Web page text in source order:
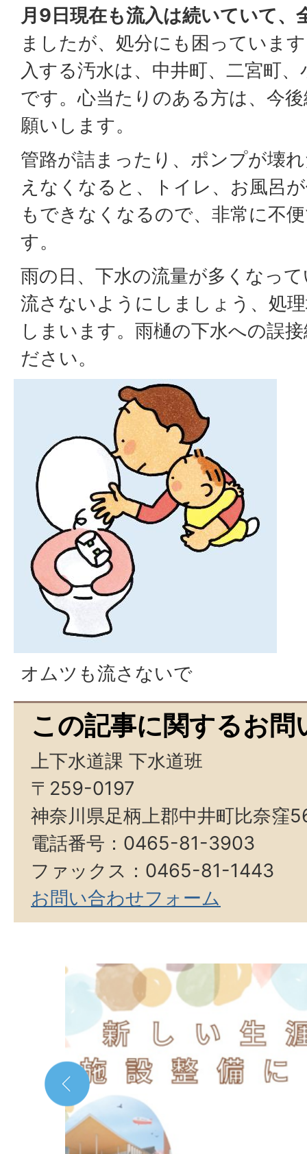
月9日現在も流入は続いていて、
ましたが、処分にも困っていま
入する汚水は、中井町、二宮町
です。心当たりのある方は、今
願いします。
管路が詰まったり、ポンプが壊
えなくなると、トイレ、お風呂
もできなくなるので、非常に不
す。
雨の日、下水の流量が多くなっ
流さないようにしましょう、処
しまいます。雨樋の下水への誤
ださい。
オムツも流さないで
この記事に関するお問
上下水道課 下水道班
〒259-0197
神奈川県足柄上郡中井町比奈窪
電話番号：0465-81-3903
ファックス：0465-81-1443
お問い合わせフォーム
2
枚
目
の
ス
ラ
イ